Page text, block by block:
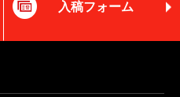
入稿フォーム